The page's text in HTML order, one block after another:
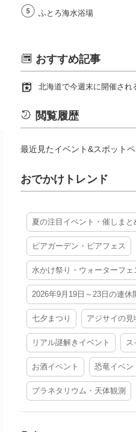
ふとろ海水浴場
おすすめ記事
北海道で今週末に開催され
閲覧履歴
最近見たイベント&スポットペ
おでかけトレンド
夏の注目イベント・催しまと
ビアガーデン・ビアフェス
水かけ祭り・ウォーターフェ
2026年9月19日～23日の連休
七夕まつり アジサイの見
リアル謎解きイベント ス
お酒イベント 恐竜イベン
プラネタリウム・天体観測